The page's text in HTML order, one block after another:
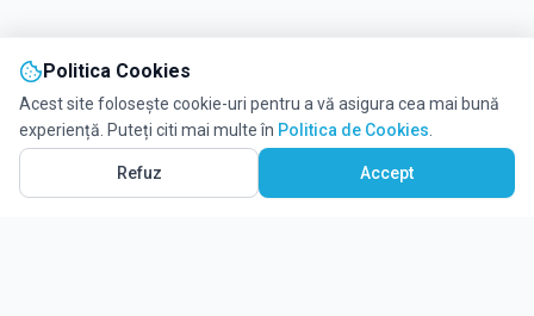
Politica Cookies
Acest site folosește cookie-uri pentru a vă asigura cea mai bună
experiență. Puteți citi mai multe în Politica de Cookies
Refuz Accept